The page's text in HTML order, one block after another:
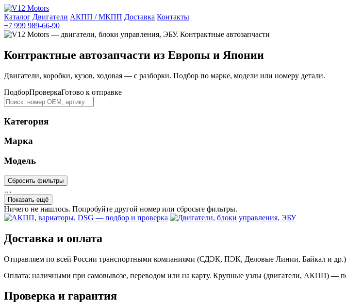
Каталог Двигатели АКПП / МКПП Доставка Контакты
+7 999 989-66-90
Контрактные автозапчасти из Европы и Японии
Двигатели, коробки, кузов, ходовая — с разборки. Подбор по марке, модели или номеру детали.
ПодборПроверкаГотово к отправке
Категория
Марка
Модель
Сбросить фильтры
…
Показать ещё
Ничего не нашлось. Попробуйте другой номер или сбросьте фильтры.
Доставка и оплата
Отправляем по всей России транспортными компаниями (СДЭК, ПЭК, Деловые Линии, Байкал и
Оплата: наличными при самовывозе, переводом или на карту. Крупные узлы (двигатели, АКПП) —
Проверка и гарантия